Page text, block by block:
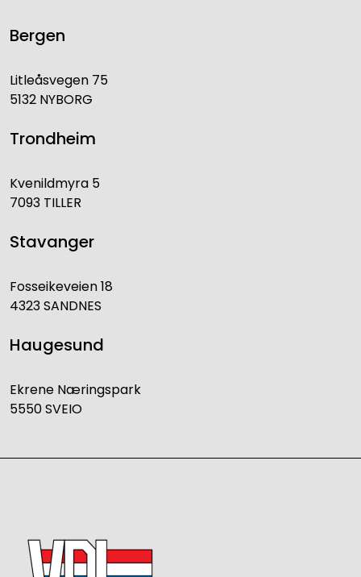
Bergen
Litleåsvegen 75
5132 NYBORG
Trondheim
Kvenildmyra 5
7093 TILLER
Stavanger
Fosseikeveien 18
4323 SANDNES
Haugesund
Ekrene Næringspark
5550 SVEIO